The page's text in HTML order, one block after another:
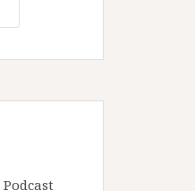
Podcast